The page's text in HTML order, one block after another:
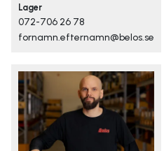
Lager
072-706 26 78
fornamn.efternamn@belos.se